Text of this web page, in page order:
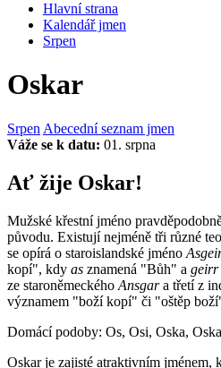
Hlavní strana
Kalendář jmen
Srpen
Oskar
Srpen Abecední seznam jmen
Váže se k datu: 01. srpna
Ať žije Oskar!
Mužské křestní jméno
původu. Existují nejméně tři různé
se opírá o staroislandské jméno
kopí", kdy as znamená "Bůh" a geirr
ze staroněmeckého Ansgara třetí z
významem "boží kopí" či "oštěp
Domácí podoby: Os, Osi, Oska,
Oskar je zajisté atraktivním jménem,